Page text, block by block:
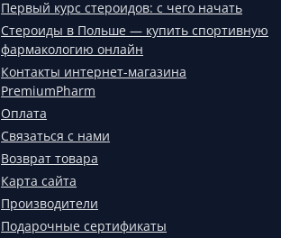
Первый курс стероидов: с чего начать
Стероиды в Польше — купить спортивную
фармакологию онлайн
Контакты интернет-магазина
PremiumPharm
Оплата
Связаться с нами
Возврат товара
Карта сайта
Производители
Подарочные сертификаты